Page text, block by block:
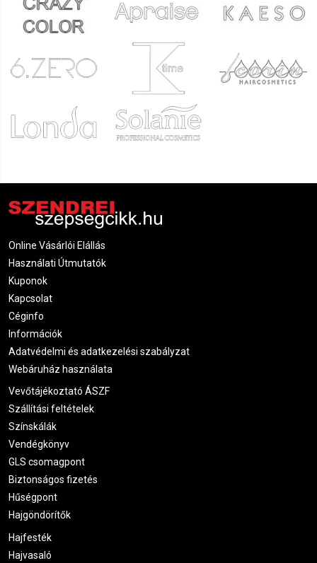
Online Vásárlói Elállás
Használati Útmutatók
Kuponok
Kapcsolat
Céginfo
Információk
Adatvédelmi és adatkezelési szabályzat
Webáruház használata
Vevőtájékoztató ÁSZF
Szállítási feltételek
Színskálák
Vendégkönyv
GLS csomagpont
Biztonságos fizetés
Hűségpont
Hajgöndörítők
Hajfesték
Hajvasaló